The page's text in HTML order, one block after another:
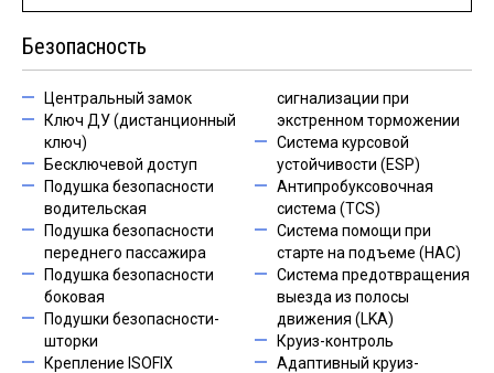
Безопасность
Центральный замок
Ключ ДУ (дистанционный
ключ)
Бесключевой доступ
Подушка безопасности
водительская
Подушка безопасности
переднего пассажира
Подушка безопасности
боковая
Подушки безопасности-
шторки
Крепление ISOFIX
сигнализации при
экстренном торможении
Система курсовой
устойчивости (ESP)
Антипробуксовочная
система (TCS)
Система помощи при
старте на подъеме (HAC)
Система предотвращения
выезда из полосы
движения (LKA)
Круиз-контроль
Адаптивный круиз-